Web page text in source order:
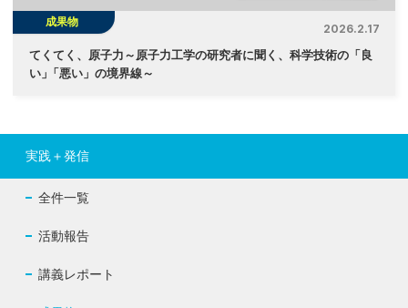
成果物
2026.2.17
てくてく、原子力～原子力工学の研究者に聞く、科学技術の「良
い」 「悪い」の境界線～
実践＋発信
全件一覧
活動報告
講義レポート